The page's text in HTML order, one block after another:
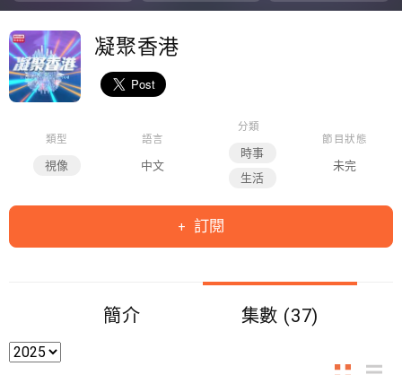
seconds
凝聚香港
類型
視像
語言
中文
分類
時事
生活
節目狀態
未完
訂閱
簡介 集數 (37)